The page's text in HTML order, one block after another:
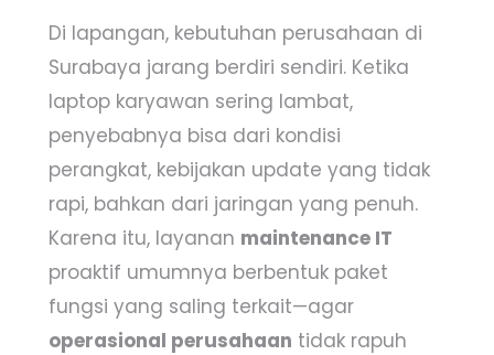
Di lapangan, kebutuhan perusahaan di
Surabaya jarang berdiri sendiri. Ketika
laptop karyawan sering lambat,
penyebabnya bisa dari kondisi
perangkat, kebijakan update yang tidak
rapi, bahkan dari jaringan yang penuh.
Karena itu, layanan maintenance IT
proaktif umumnya berbentuk paket
fungsi yang saling terkait—agar
operasional perusahaan tidak rapuh